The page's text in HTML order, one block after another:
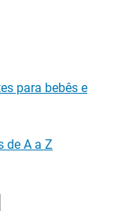
para bebês e
de A a Z